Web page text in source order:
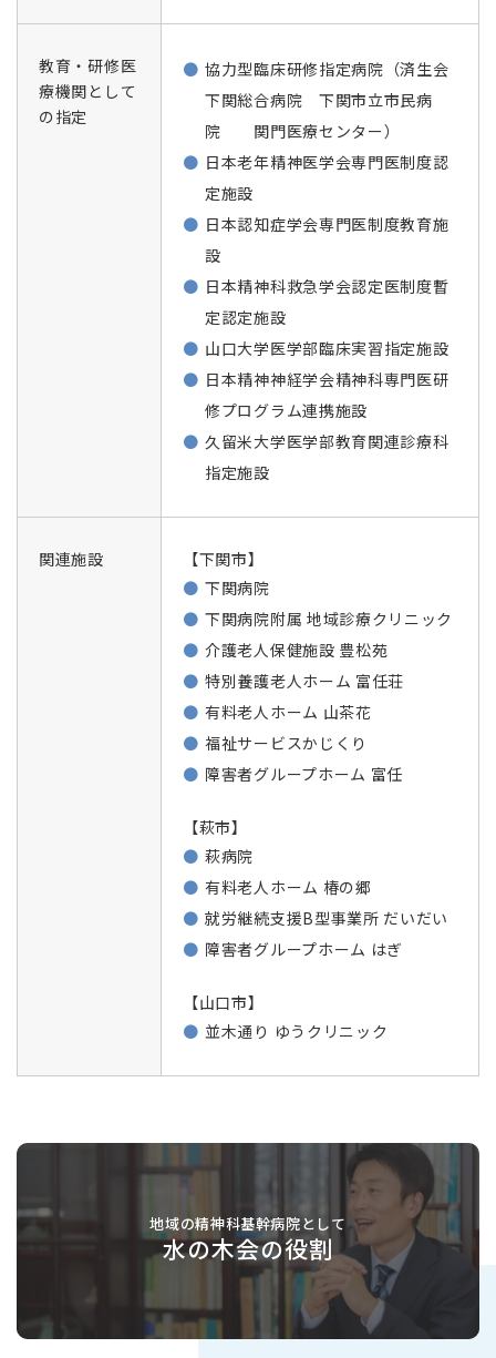
教育・研修医
療機関として
の指定
協力型臨床研修指定病院（済生会
下関総合病院 下関市立市民病
院 関門医療センター）
日本老年精神医学会専門医制度認
定施設
日本認知症学会専門医制度教育施
設
日本精神科救急学会認定医制度暫
定認定施設
山口大学医学部臨床実習指定施設
日本精神神経学会精神科専門医研
修プログラム連携施設
久留米大学医学部教育関連診療科
指定施設
関連施設
【下関市】
下関病院
下関病院附属 地域診療クリニック
介護老人保健施設 豊松苑
特別養護老人ホーム 富任荘
有料老人ホーム 山茶花
福祉サービスかじくり
障害者グループホーム 富任
【萩市】
萩病院
有料老人ホーム 椿の郷
就労継続支援B型事業所 だいだい
障害者グループホーム はぎ
【山口市】
並木通り ゆうクリニック
地域の精神科基幹病院として
水の木会の役割